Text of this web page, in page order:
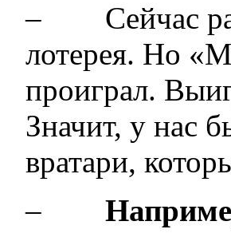
– Сейчас
лотерея. Но
проиграл.
Значит, у нас
вратари,
–